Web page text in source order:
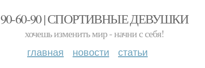
90-60-90 | СПОРТИВНЫЕ ДЕВУШКИ
хочешь изменить мир - начни с себя!
главная новости статьи